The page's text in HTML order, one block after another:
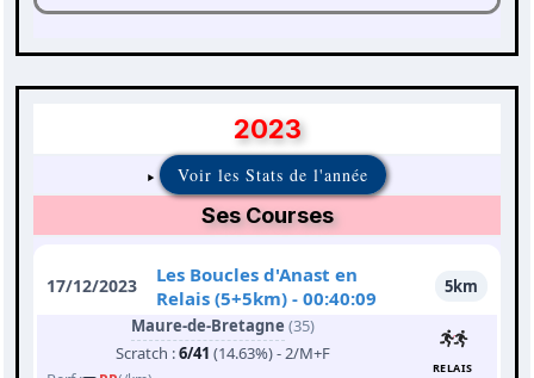
2023
Voir les Stats de l'année
Ses Courses
17/12/2023
Les Boucles d'Anast en
Relais (5+5km) - 00:40:09
5km
Maure-de-Bretagne (35)
Scratch :6/41 (14.63%) - 2/M+F
RELAIS